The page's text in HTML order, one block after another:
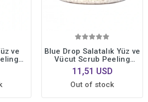
ve
Blue Drop Salatalık Yüz ve
Vücut Scrub Peeling
500ml Toksinlerden
Arınmış Cilt Hücre
Yenileyici
11,51 USD
Out of stock